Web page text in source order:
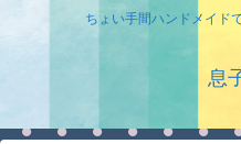
ちょい手間ハンドメイド
息